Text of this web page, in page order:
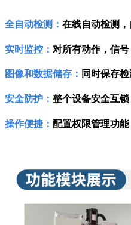
全自动检测： 在线自动检测，
实时监控： 对所有动作，信
图像和数据储存： 同时保存
安全防护： 整个设备安全互
操作便捷： 配置权限管理功